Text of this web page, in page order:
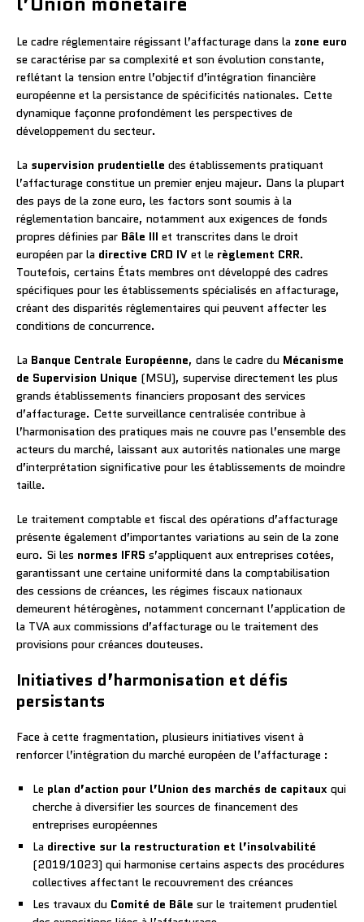
Le cadre réglementaire régissant l’affacturage dans la zone euro
se caractérise par sa complexité et son évolution constante,
reflétant la tension entre l’objectif d’intégration financière
européenne et la persistance de spécificités nationales. Cette
dynamique façonne profondément les perspectives de
développement du secteur.
La supervision prudentielle des établissements pratiquant
l’affacturage constitue un premier enjeu majeur. Dans la plupart
des pays de la zone euro, les factors sont soumis à la
réglementation bancaire, notamment aux exigences de fonds
propres définies par Bâle III et transcrites dans le droit
européen par la directive CRD IV et le règlement CRR.
Toutefois, certains États membres ont développé des cadres
spécifiques pour les établissements spécialisés en affacturage,
créant des disparités réglementaires qui peuvent affecter les
conditions de concurrence.
La Banque Centrale Européenne, dans le cadre du Mécanisme
de Supervision Unique (MSU), supervise directement les plus
grands établissements financiers proposant des services
d’affacturage. Cette surveillance centralisée contribue à
l’harmonisation des pratiques mais ne couvre pas l’ensemble des
acteurs du marché, laissant aux autorités nationales une marge
d’interprétation significative pour les établissements de moindre
taille.
Le traitement comptable et fiscal des opérations d’affacturage
présente également d’importantes variations au sein de la zone
euro. Si les normes IFRS s’appliquent aux entreprises cotées,
garantissant une certaine uniformité dans la comptabilisation
des cessions de créances, les régimes fiscaux nationaux
demeurent hétérogènes, notamment concernant l’application de
la TVA aux commissions d’affacturage ou le traitement des
provisions pour créances douteuses.
Initiatives d’harmonisation et défis
persistants
Face à cette fragmentation, plusieurs initiatives visent à
renforcer l’intégration du marché européen de l’affacturage :
Le plan d’action pour l’Union des marchés de capitaux qui
cherche à diversifier les sources de financement des
entreprises européennes
La directive sur la restructuration et l’insolvabilité
(2019/1023) qui harmonise certains aspects des procédures
collectives affectant le recouvrement des créances
Les travaux du Comité de Bâle sur le traitement prudentiel